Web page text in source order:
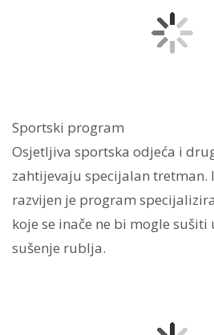
Sportski program
Osjetljiva sportska odjeća i
zahtijevaju specijalan tretman.
razvijen je program
koje se inače ne bi mogle sušiti
sušenje rublja.